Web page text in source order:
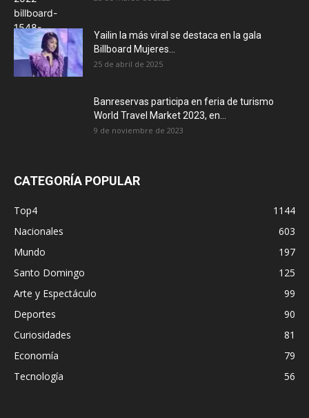
Yailin la más viral se destaca en la gala
Billboard Mujeres...
25 de abril de 2025
Banreservas participa en feria de turismo
World Travel Market 2023, en...
9 de noviembre de 2023
CATEGORÍA POPULAR
Top4
1144
Nacionales
603
Mundo
197
Santo Domingo
125
Arte y Espectáculo
99
Deportes
90
Curiosidades
81
Economía
79
Tecnología
56